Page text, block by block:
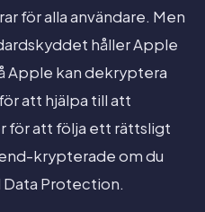
för alla användare. Men
håller Apple
Apple kan dekryptera
att hjälpa till att
för att följa ett rättsligt
krypterade om du
Protection.